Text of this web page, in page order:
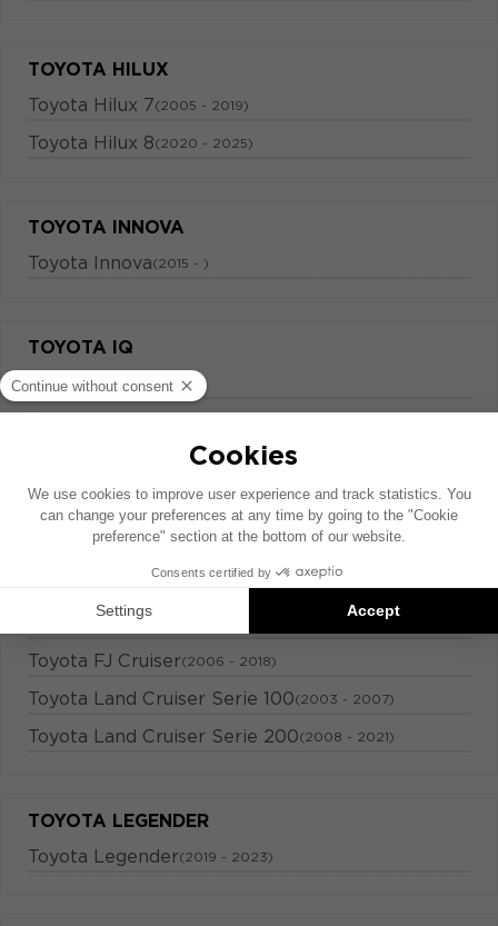
TOYOTA HILUX
Toyota Hilux 7(2005 - 2019)
Toyota Hilux 8(2020 - 2025)
TOYOTA INNOVA
Toyota Innova(2015 - )
TOYOTA IQ
Toyota IQ(2008 - 2015)
Toyota Izoa (2018 - )
Land Cruiser 300 series
Toyota FJ Cruiser(2006 - 2018)
Toyota Land Cruiser Serie 100(2003 - 2007)
Toyota Land Cruiser Serie 200(2008 - 2021)
TOYOTA LEGENDER
Toyota Legender(2019 - 2023)